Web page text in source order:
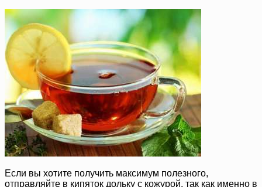
Если вы хотите получить максимум полезного,
отправляйте в кипяток дольку с кожурой, так как именно в